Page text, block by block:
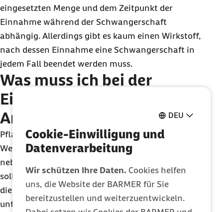
DEU
Cookie-Einwilligung und
Datenverarbeitung
Wir schützen Ihre Daten. Cookies helfen
uns, die Website der BARMER für Sie
bereitzustellen und weiterzuentwickeln.
eingesetzten Menge und dem Zeitpunkt der
Einnahme während der Schwangerschaft
abhängig. Allerdings gibt es kaum einen Wirkstoff,
nach dessen Einnahme eine Schwangerschaft in
jedem Fall beendet werden muss.
Was muss ich bei der
Einnahme pflanzlicher
Arzneimittel beachten?
Pflanzliche Wirkstoffe gelten in unserer westlichen
Welt oft als besonders verträglich und
nebenwirkungsarm. Doch gerade Schwangere
sollten sie zurückhaltend einnehmen. Denn: Nur
die wenigsten pflanzlichen Arzneimittel sind gut
untersucht. Oft handelt es sich dabei um